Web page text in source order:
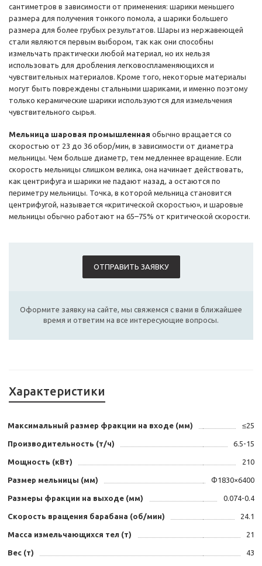
сантиметров в зависимости от применения: шарики меньшего
размера для получения тонкого помола, а шарики большего
размера для более грубых результатов. Шары из нержавеющей
стали являются первым выбором, так как они способны
измельчать практически любой материал, но их нельзя
использовать для дробления легковоспламеняющихся и
чувствительных материалов. Кроме того, некоторые материалы
могут быть повреждены стальными шариками, и именно поэтому
только керамические шарики используются для измельчения
чувствительного сырья.
Мельница шаровая промышленная обычно вращается со
скоростью от 23 до 36 обор/мин, в зависимости от диаметра
мельницы. Чем больше диаметр, тем медленнее вращение. Если
скорость мельницы слишком велика, она начинает действовать,
как центрифуга и шарики не падают назад, а остаются по
периметру мельницы. Точка, в которой мельница становится
центрифугой, называется «критической скоростью», и шаровые
мельницы обычно работают на 65–75% от критической скорости.
ОТПРАВИТЬ ЗАЯВКУ
Оформите заявку на сайте, мы свяжемся с вами в ближайшее
время и ответим на все интересующие вопросы.
Характеристики
Максимальный размер фракции на входе (мм) ≤25
Производительность (т/ч) 6.5-15
Мощность (кВт) 210
Размер мельницы (мм) Ф1830×6400
Размеры фракции на выходе (мм) 0.074-0.4
Скорость вращения барабана (об/мин) 24.1
Масса измельчающихся тел (т) 21
Вес (т) 43